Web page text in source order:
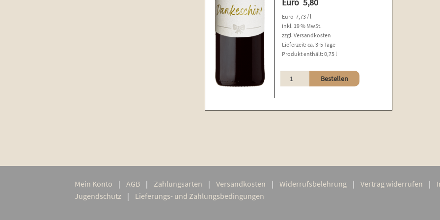
Euro 7,73 / l
inkl. 19 % MwSt.
zzgl.Versandkosten
Lieferzeit:ca. 3-5 Tage
Produkt enthält: 0,75 l
Trollinger
mit
Menge
Bestellen
Mein Kon­to AGB Zah­lungs­ar­ten Ver­sand­kos­ten Wider­rufs­be­leh­rung Ver­trag widerrufen
Jugend­schutz
Lie­­fe­rungs- und Zahlungsbedingungen